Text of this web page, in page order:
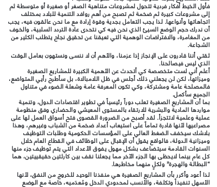
فأول الخيط أفكار فردية تتحول لمشروعات متناهية الصغر أو صغيرة أو متوسطة ثم
إلى مشروعات كبيرة ثم ضخمة ثم تصبح من أهم روافد التنمية للبلاد بمختلف
اتجاهاتها وأنواعها. لذا يجب التعامل بجدية وقوة إرادة مع ما نحن عالقون فيه، يجب
أن ندرك حجم الوضع السيئ الذي نحن فيه كي نتحدى عادة التردد السلبية، والخوف
من المغامرة، والافتراضات الوهمية التي تعيقنا عن تحقيق نجاح يتطلب الكثير من
الشجاعة.
ثقتي أننا قادرون على الإنجاز إذا عزمنا، والأهم أن لا ننسى ونستهون بعامل الوقت
الذي ليس فيصالحنا.
أعلم أني لست متخصصة كي أتحدث عن الأهمية الكبيرة للمشاريع الصغيرة
وميزاتها، لكن لن يجعلني ذلك أجلس في ظل اللامبالاة، بل سأطرح رأيي المتواضع،
فالمصلحة عامة ومشتركة، وكي تكون المعرفة عامة وشعلة الضوء في متناول
الجميع سأكمل.
بما أن المشاريع الصغيرة تعلب دوراً رئيسياً في تطوير اقتصادات الدول، وتنمية
مواردها المادية والبشرية للارتقاء بالمستوى المعيشي والحضاري وفق منظومة
عملية وعلمية لاتتجزأ. لقد أصبح من الضرورة القصوى فتح أسواق العمل لها على
مصراعيها لأنها قادرة تماماً على استيعاب أعداد ضخمة من الشباب وغيرهم، وهذا
بلاشك سيخفف الضغط العالي على المؤسسات الحكومية وطلبات التوظيف
وميزانية الدولة، فالواقع يقول أن الإقبال على الوظائف في القطاع العام خلال
السنوات القادمة سيتضاعف بشكل مهول يفوق الأعداد التي يتم توظيف جزء منها
كل عام بينما لايحظى بها الجزء الآخر مما يجعلنا نقف بين كارثتين حقيقييتين، هما
“البطالة والهجرة” ولكلٍ منهما مخاطرها.
لذا أعود وأكرر بأن المشاريع الصغيرة هي منفذنا الوحيد للخروج من النفق، لأنها
الأسهل تنفيذاً وتكلفة، والأنسب لمحدودي الدخل ومُعدَميه، خاصة مع الوضع